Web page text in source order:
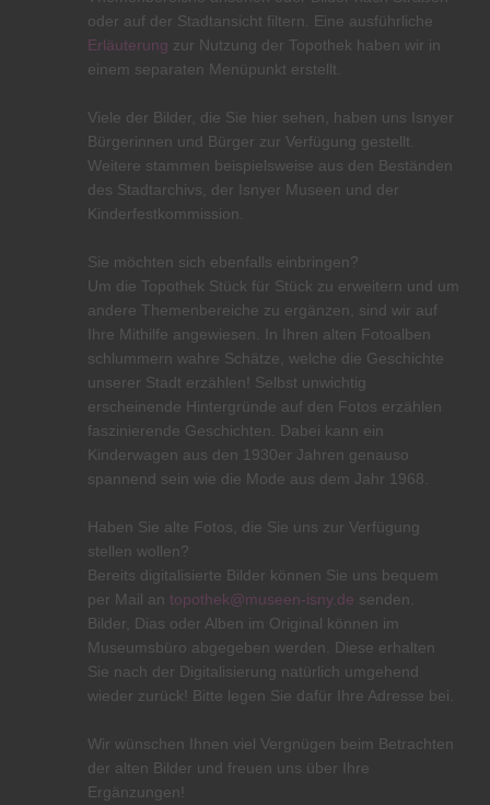
oder auf der Stadtansicht filtern. Eine ausführliche
Erläuterung zur Nutzung der Topothek haben wir in
einem separaten Menüpunkt erstellt.
Viele der Bilder, die Sie hier sehen, haben uns Isnyer
Bürgerinnen und Bürger zur Verfügung gestellt.
Weitere stammen beispielsweise aus den Beständen
des Stadtarchivs, der Isnyer Museen und der
Kinderfestkommission.
Sie möchten sich ebenfalls einbringen?
Um die Topothek Stück für Stück zu erweitern und um
andere Themenbereiche zu ergänzen, sind wir auf
Ihre Mithilfe angewiesen. In Ihren alten Fotoalben
schlummern wahre Schätze, welche die Geschichte
unserer Stadt erzählen! Selbst unwichtig
erscheinende Hintergründe auf den Fotos erzählen
faszinierende Geschichten. Dabei kann ein
Kinderwagen aus den 1930er Jahren genauso
spannend sein wie die Mode aus dem Jahr 1968.
Haben Sie alte Fotos, die Sie uns zur Verfügung
stellen wollen?
Bereits digitalisierte Bilder können Sie uns bequem
per Mail an topothek@museen-isny.de senden.
Bilder, Dias oder Alben im Original können im
Museumsbüro abgegeben werden. Diese erhalten
Sie nach der Digitalisierung natürlich umgehend
wieder zurück! Bitte legen Sie dafür Ihre Adresse bei.
Wir wünschen Ihnen viel Vergnügen beim Betrachten
der alten Bilder und freuen uns über Ihre
Ergänzungen!